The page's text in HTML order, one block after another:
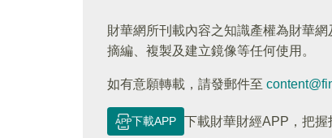
財華網所刊載內容之知識產權為財華
摘編、複製及建立鏡像等任何使用。
如有意願轉載，請發郵件至
下載APP
下載財華財經APP，把握